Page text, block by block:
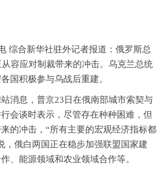
综合新华社驻外记者报道：俄罗斯总
容应对制裁带来的冲击。乌克兰总统
国积极参与乌战后重建。
消息，普京23日在俄南部城市索契与
会谈时表示，尽管存在种种困难，但
的冲击，“所有主要的宏观经济指标都
，俄白两国正在稳步加强联盟国家建
、能源领域和农业领域合作等。